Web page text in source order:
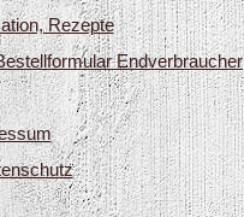
Rezepte
Endverbraucher